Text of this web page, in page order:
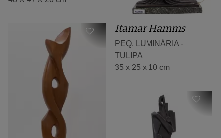
Itamar Hamms
PEQ. LUMINÁRIA -
TULIPA
35 x 25 x 10 cm